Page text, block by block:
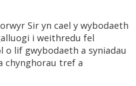
Sir yn cael y wybodaeth
i weithredu fel
o lif gwybodaeth a syniadau
chynghorau tref a